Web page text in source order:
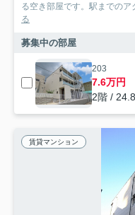
る空き部屋です。駅までのア
る
募集中の部屋
203
7.6万円
2階 /
賃貸マンション